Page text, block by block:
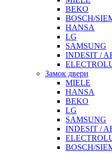
BEKO
BOSCH/
HANSA
LG
SAMSUNG
INDESIT /
Замок двери
MIELE
HANSA
BEKO
LG
SAMSUNG
INDESIT /
BOSCH/